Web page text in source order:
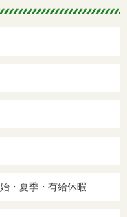
・夏季・有給休暇